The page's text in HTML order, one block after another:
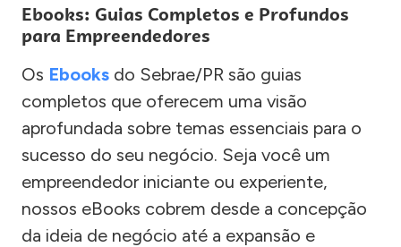
Ebooks: Guias Completos e Profundos
para Empreendedores
Os Ebooks do Sebrae/PR são guias
completos que oferecem uma visão
aprofundada sobre temas essenciais para o
sucesso do seu negócio. Seja você um
empreendedor iniciante ou experiente,
nossos eBooks cobrem desde a concepção
da ideia de negócio até a expansão e